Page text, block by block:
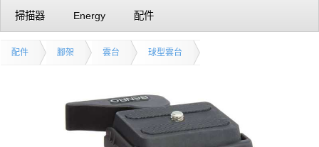
掃描器 Energy 配件
配件 腳架 雲台 球型雲台